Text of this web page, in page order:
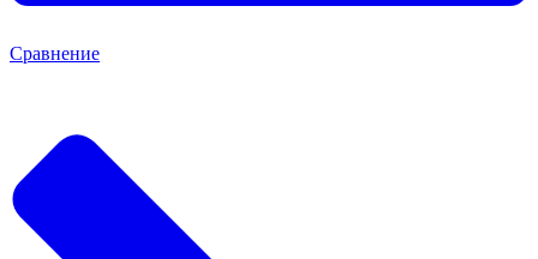
Сравнение